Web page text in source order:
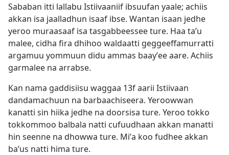
Sababan itti lallabu Istiivaaniif ibsuufan yaale; achiis
akkan isa jaalladhun isaaf ibse. Wantan isaan jedhe
yeroo muraasaaf isa tasgabbeessee ture. Haa taʼu
malee, cidha fira dhihoo waldaatti geggeeffamurratti
argamuu yommuun didu ammas baayʼee aare. Achiis
garmalee na arrabse.
Kan nama gaddisiisu waggaa 13f aarii Istiivaan
dandamachuun na barbaachiseera. Yeroowwan
kanatti sin hiika jedhe na doorsisa ture. Yeroo tokko
tokkommoo balbala natti cufuudhaan akkan manatti
hin seenne na dhowwa ture. Miʼa koo fudhee akkan
baʼus natti hima ture.